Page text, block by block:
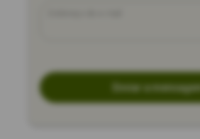
Enviar a mensagem